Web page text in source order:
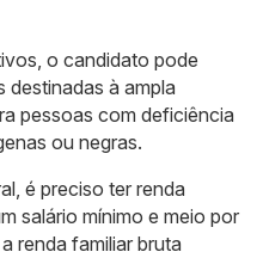
o candidato pode
à ampla
pessoas com deficiência
ou negras.
é preciso ter renda
salário mínimo e meio por
renda familiar bruta